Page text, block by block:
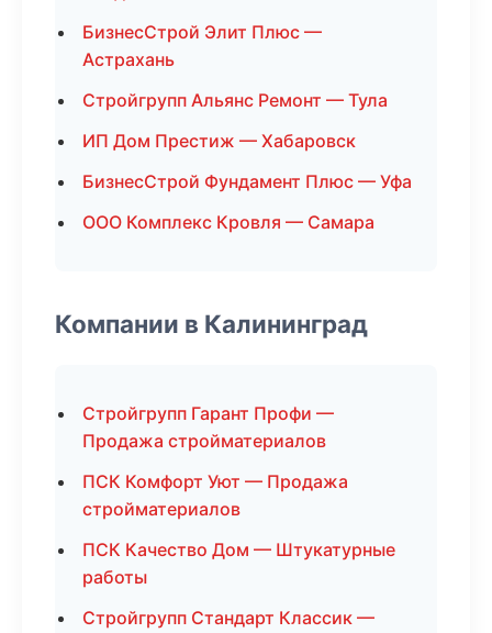
БизнесСтрой Элит Плюс —
Астрахань
Стройгрупп Альянс Ремонт — Тула
ИП Дом Престиж — Хабаровск
БизнесСтрой Фундамент Плюс — Уфа
ООО Комплекс Кровля — Самара
Компании в Калининград
Стройгрупп Гарант Профи —
Продажа стройматериалов
ПСК Комфорт Уют — Продажа
стройматериалов
ПСК Качество Дом — Штукатурные
работы
Стройгрупп Стандарт Классик —